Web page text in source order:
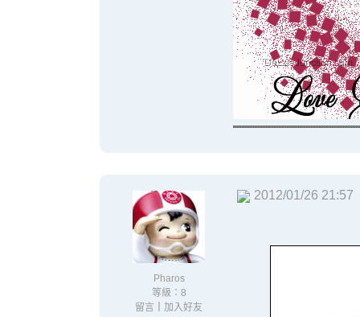
Pharos
等級：8
留言
加入好友
2012/01/26 21:57